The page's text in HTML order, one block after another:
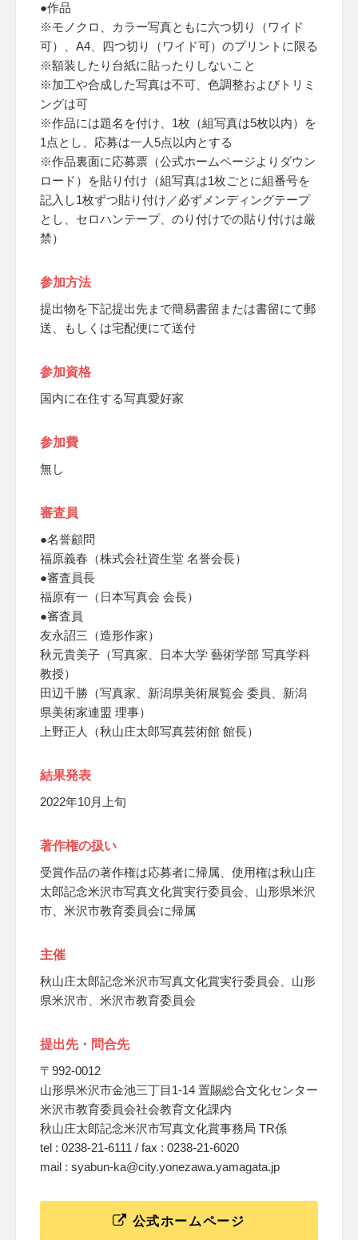
●作品
※モノクロ、カラー写真ともに六つ切り（ワイド
可）、A4、四つ切り（ワイド可）のプリントに限る
※額装したり台紙に貼ったりしないこと
※加工や合成した写真は不可、色調整およびトリミ
ングは可
※作品には題名を付け、1枚（組写真は5枚以内）を
1点とし、応募は一人5点以内とする
※作品裏面に応募票（公式ホームページよりダウン
ロード）を貼り付け（組写真は1枚ごとに組番号を
記入し1枚ずつ貼り付け／必ずメンディングテープ
とし、セロハンテープ、のり付けでの貼り付けは厳
禁）
参加方法
提出物を下記提出先まで簡易書留または書留にて郵
送、もしくは宅配便にて送付
参加資格
国内に在住する写真愛好家
参加費
無し
審査員
●名誉顧問
福原義春（株式会社資生堂 名誉会長）
●審査員長
福原有一（日本写真会 会長）
●審査員
友永詔三（造形作家）
秋元貴美子（写真家、日本大学 藝術学部 写真学科
教授）
田辺千勝（写真家、新潟県美術展覧会 委員、新潟
県美術家連盟 理事）
上野正人（秋山庄太郎写真芸術館 館長）
結果発表
2022年10月上旬
著作権の扱い
受賞作品の著作権は応募者に帰属、使用権は秋山庄
太郎記念米沢市写真文化賞実行委員会、山形県米沢
市、米沢市教育委員会に帰属
主催
秋山庄太郎記念米沢市写真文化賞実行委員会、山形
県米沢市、米沢市教育委員会
提出先・問合先
〒992-0012
山形県米沢市金池三丁目1-14 置賜総合文化センター
米沢市教育委員会社会教育文化課内
秋山庄太郎記念米沢市写真文化賞事務局 TR係
tel : 0238-21-6111 / fax : 0238-21-6020
mail : syabun-ka@city.yonezawa.yamagata.jp
公式ホームページ